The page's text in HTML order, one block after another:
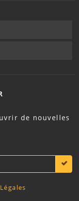
de nouvelles